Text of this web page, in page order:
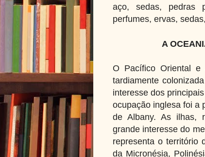
aço, sedas, pedras
perfumes, ervas,
A
O Pacífico Oriental e
tardiamente
interesse dos
ocupação inglesa foi a
de Albany. As ilhas,
grande interesse do
representa o território
da Micronésia,